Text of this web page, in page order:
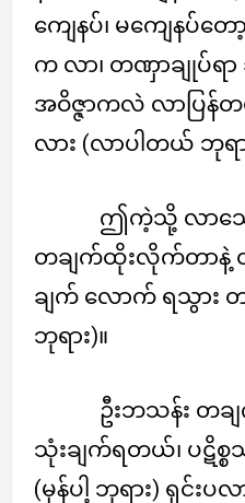
ကျေနပ်၊ မကျေနပ်တ
က လာ၊ တဏှာချုပ်ရာ
အဝိဇ္ဇာကလဲ လာပြန်
လား (လာပါတယ် ဘုရာ
ဤကဲ့သို့ လာသော
တချက်ထိုးလိုက်တာနဲ့
ချက် လောက် ရသွား
ဘုရား)။
ဦးဘသန်း တ
သုံးချက်ရတယ်၊ ပဋိစ္စ
(မှန်ပါ့ ဘုရား) ရှင်းပလ